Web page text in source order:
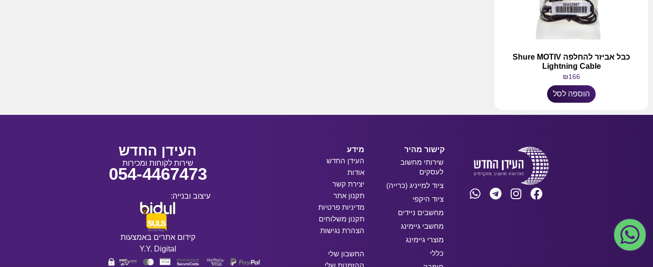
כבל אביזר להחלפה Shure MOTIV
Lightning Cable
₪166
הוספה לסל
קישור מהיר
שירותי מחשוב
לעסקים
ציוד למייניג (כרייה)
ציוד היקפי
מחשבים ניידים
מחשבי גיימינג
מוצרי גיימינג
כללי
מידע
העידן החדש
אודות
יצירת קשר
תקנון אתר
מדיניות פרטיות
תקנון משלוחים
הצהרת נגישות
החשבון שלי
העידן החדש
שירות לקוחות ומכירות
054-4467473
עיצוב ובנייה:
קידום אתרים באמצעות
Y.Y. Digital